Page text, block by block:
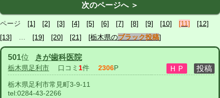
次のページへ ＞
ページ [1] [2] [3] [4] [5] [6] [7] [8] [9] [10] [11]
[12]
[13] … [19] [20] [21] [栃木県のブラック投稿]
501位 きが歯科医院
栃木県足利市 口コミ 1件 2306P
栃木県足利市常見町3-9-11
tel:0284-43-2266